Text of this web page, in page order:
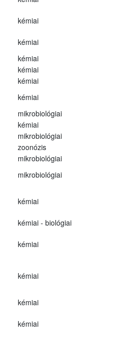
kémiai
kémiai
kémiai
kémiai
kémiai
kémiai
mikrobiológiai
kémiai
mikrobiológiai
zoonózis
mikrobiológiai
mikrobiológiai
kémiai
kémiai - biológiai
kémiai
kémiai
kémiai
kémiai